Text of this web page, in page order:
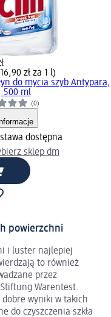
zł za 1 l)
do mycia szyb Antypara,
500 ml
(0)
dostępna
sklep dm
powierzchni
i luster najlepiej
to również
przez
Warentest.
wyniki w takich
do czyszczenia szkła